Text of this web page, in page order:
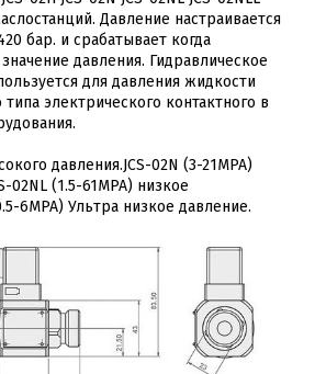
Давление настраивается
бар. и срабатывает когда
давления. Гидравлическое
для давления жидкости
электрического контактного в
давления.JCS-02N (3-21MPA)
02NL (1.5-61MPA) низкое
6MPA) Ультра низкое давление.